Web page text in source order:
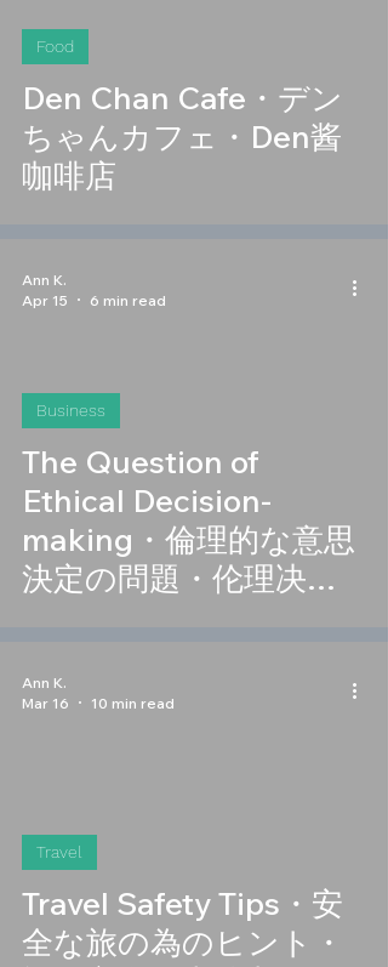
Den Chan Cafe・デン
ちゃんカフェ・Den酱
咖啡店
Food
The Question of
Ethical Decision-
making・倫理的な意思
決定の問題・伦理决策
Business
Ann K.
Apr 15
6 min read
Travel Safety Tips・安
全な旅の為のヒント・
Travel
Ann K.
Mar 16
10 min read